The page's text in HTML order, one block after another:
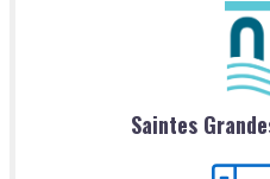
Saintes